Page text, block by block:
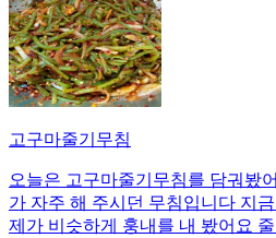
고구마줄기무침
오늘은 고구마줄기무침를 담궈봤
가 자주 해 주시던 무침입니다 지
제가 비슷하게 훙내를 내 봤어요